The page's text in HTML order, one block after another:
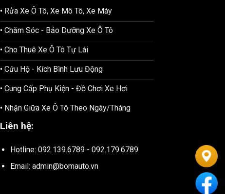
• Rửa Xe Ô Tô, Xe Mô Tô, Xe Máy
• Chăm Sóc - Bảo Dưỡng Xe Ô Tô
• Cho Thuê Xe Ô Tô Tự Lái
• Cứu Hộ - Kích Bình Lưu Động
• Cung Cấp Phụ Kiện - Đồ Chơi Xe Hơi
• Nhận Giữa Xe Ô Tô Theo Ngày/Tháng
Liên hệ:
Hotline: 092.139.6789 - 092.179.6789
Email: admin@bomauto.vn